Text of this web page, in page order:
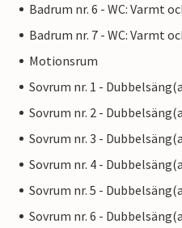
Badrum nr. 6 - WC: Varmt
Badrum nr. 7 - WC: Varmt
Motionsrum
Sovrum nr. 1 -
Sovrum nr. 2 -
Sovrum nr. 3 -
Sovrum nr. 4 -
Sovrum nr. 5 -
Sovrum nr. 6 -